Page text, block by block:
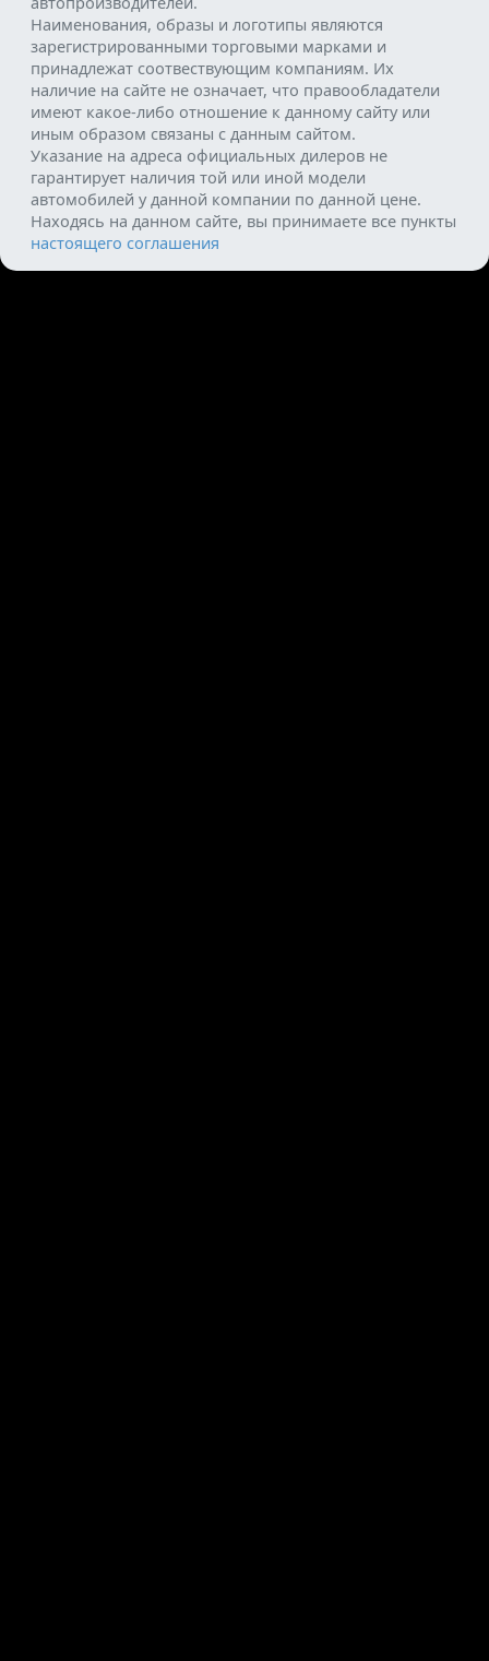
Наименования, образы и логотипы являются
зарегистрированными торговыми марками и
принадлежат соотвествующим компаниям. Их
наличие на сайте не означает, что правообладатели
имеют какое-либо отношение к данному сайту или
иным образом связаны с данным сайтом.
Указание на адреса официальных дилеров не
гарантирует наличия той или иной модели
автомобилей у данной компании по данной цене.
Находясь на данном сайте, вы принимаете все пункты
настоящего соглашения